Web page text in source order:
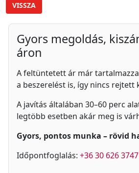
VISSZA
Gyors megoldás,
áron
A feltüntetett ár már
a beszerelést is, így nincs rejtett
A javítás általában 30–60 perc
legtöbb esetben akár meg is
Gyors, pontos munka – rövid
Időpontfoglalás: +36 30 626 3747